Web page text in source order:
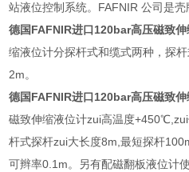
站液位控制系统。FAFNIR 公司是壳
德国FAFNIR进口120bar高压磁致
缩液位计分探杆式和缆式两种，探
2m。
德国FAFNIR进口120bar高压磁致
磁致伸缩液位计zui高温度
杆式探杆zui大长度8m,最短探杆
可辫率0.1m。另有配磁翻板液位计